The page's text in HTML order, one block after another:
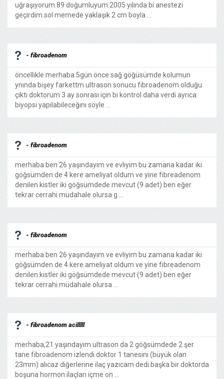
uğraşıyorum.89 doğumluyum.2005 yılında bi anestezi
geçirdim.sol memede yaklaşık 2 cm boyla ...
- fibroadenom
öncellikle merhaba 5gün önce sağ göğüsümde kolumun
ynında bişey farkettm ultrason sonucu fibroadenom olduğu
çıktı doktorum 3 ay sonrası için bi kontrol daha verdi ayrıca
biyopsi yapılabileceğını söyle ...
- fibroadenom
merhaba ben 26 yaşındayım ve evliyim bu zamana kadar iki
göğsümden de 4 kere ameliyat oldum ve yine fibreadenom
denilen kistler iki göğsümdede mevcut (9 adet) ben eğer
tekrar cerrahi müdahale olursa g ...
- fibroadenom
merhaba ben 26 yaşındayım ve evliyim bu zamana kadar iki
göğsümden de 4 kere ameliyat oldum ve yine fibreadenom
denilen kistler iki göğsümdede mevcut (9 adet) ben eğer
tekrar cerrahi müdahale olursa ...
- fibroadenom acilllll
merhaba,21 yaşındayım ultrason da 2 göğsümdede 2 şer
tane fibroadenom izlendi.doktor 1 tanesini (büyük olan
23mm) alıcaz diğerlerine ilaç yazıcam dedi.başka bir doktorda
boşuna hormon ilaçları içme on ...